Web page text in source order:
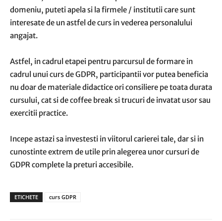
domeniu, puteti apela si la firmele / institutii care sunt
interesate de un astfel de curs in vederea personalului
angajat.
Astfel, in cadrul etapei pentru parcursul de formare in
cadrul unui curs de GDPR, participantii vor putea beneficia
nu doar de materiale didactice ori consiliere pe toata durata
cursului, cat si de coffee break si trucuri de invatat usor sau
exercitii practice.
Incepe astazi sa investesti in viitorul carierei tale, dar si in
cunostinte extrem de utile prin alegerea unor cursuri de
GDPR complete la preturi accesibile.
ETICHETE curs GDPR